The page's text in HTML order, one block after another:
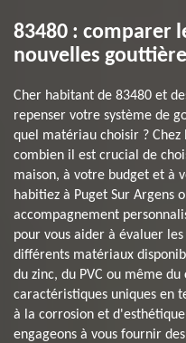
83480 : comparer
nouvelles
Cher habitant de 83480 et
repenser votre système de
quel matériau choisir ?
combien il est crucial de
maison, à votre budget et à
habitiez à Puget Sur Argens
accompagnement
pour vous aider à évaluer
différents matériaux
du zinc, du PVC ou même
caractéristiques uniques en
à la corrosion et
engageons à vous fournir